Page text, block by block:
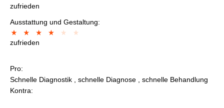
zufrieden
Ausstattung und Gestaltung:
zufrieden
Pro:
Schnelle Diagnostik , schnelle Diagnose , schnelle Behandlung
Kontra: